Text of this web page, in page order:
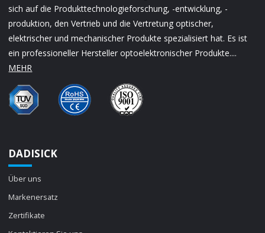
sich auf die Produkttechnologieforschung, -entwicklung, -
produktion, den Vertrieb und die Vertretung optischer,
elektrischer und mechanischer Produkte spezialisiert hat. Es ist
ein professioneller Hersteller optoelektronischer Produkte....
MEHR
DADISICK
Über uns
Markenersatz
Zertifikate